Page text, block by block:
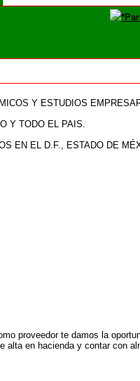
Y ESTUDIOS
Y TODO EL PAIS.
EN EL D.F., ESTADO DE
proveedor te damos la
en hacienda y contar con